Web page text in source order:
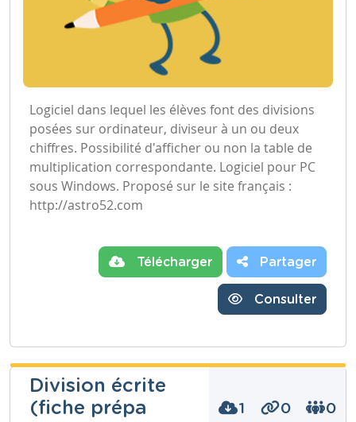
Logiciel dans lequel les élèves font des divisions
posées sur ordinateur, diviseur à un ou deux
chiffres. Possibilité d'afficher ou non la table de
multiplication correspondante. Logiciel pour PC
sous Windows. Proposé sur le site français :
http://astro52.com
Télécharger Partager
Consulter
Division écrite
(fiche prépa
1 0 0